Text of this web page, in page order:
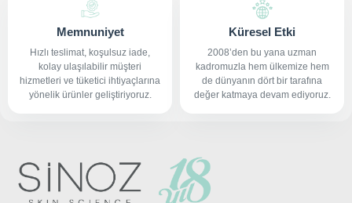
Memnuniyet
Hızlı teslimat, koşulsuz iade,
kolay ulaşılabilir müşteri
hizmetleri ve tüketici ihtiyaçlarına
yönelik ürünler geliştiriyoruz.
Küresel Etki
2008’den bu yana uzman
kadromuzla hem ülkemize hem
de dünyanın dört bir tarafına
değer katmaya devam ediyoruz.